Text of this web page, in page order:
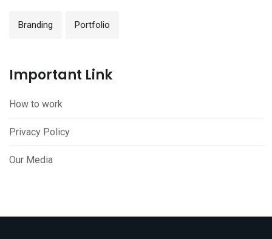
Branding Portfolio
Important Link
How to work
Privacy Policy
Our Media